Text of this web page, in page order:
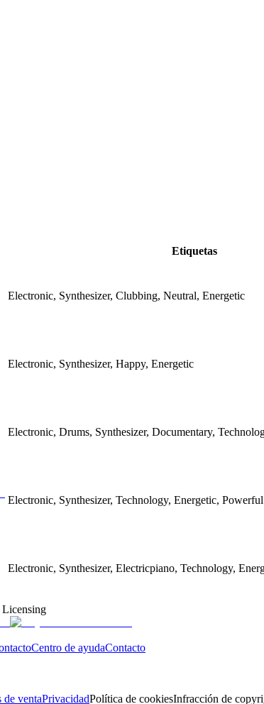
Etiquetas
Electronic, Synthesizer, Clubbing, Neutral, Energetic
Electronic, Synthesizer, Happy, Energetic
Electronic, Drums, Synthesizer, Documentary,
Electronic, Synthesizer, Technology, Energetic, Powerful
Electronic, Synthesizer, Electricpiano, Technology,
Licensing
Centro de ayudaContacto
de ventaPrivacidadPolítica de cookiesInfracción de